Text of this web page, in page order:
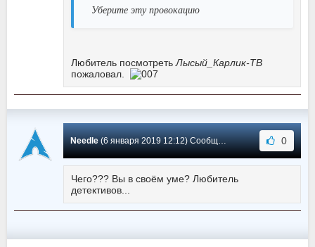
Уберите эту провокацию
Любитель посмотреть Лысый_Карлик-ТВ
пожаловал.
Needle(6 января 2019 12:12) Сообщение #16 0
Чего??? Вы в своём уме? Любитель
детективов...